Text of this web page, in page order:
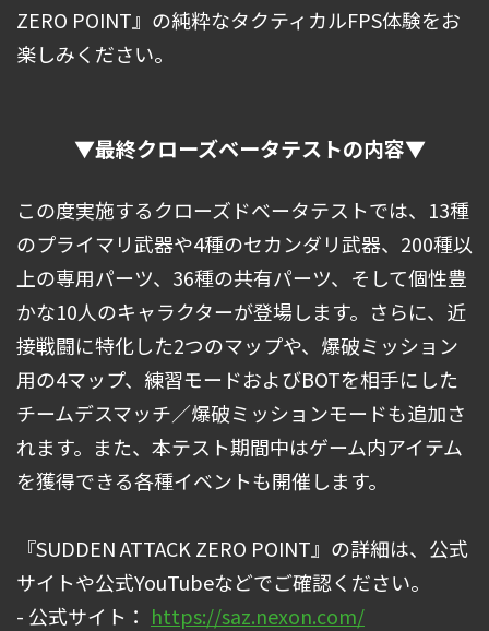
ZERO POINT』の純粋なタクティカルFPS体験をお
楽しみください。
▼最終クローズベータテストの内容▼
この度実施するクローズドベータテストでは、13種
のプライマリ武器や4種のセカンダリ武器、200種以
上の専用パーツ、36種の共有パーツ、そして個性豊
かな10人のキャラクターが登場します。さらに、近
接戦闘に特化した2つのマップや、爆破ミッション
用の4マップ、練習モードおよびBOTを相手にした
チームデスマッチ／爆破ミッションモードも追加さ
れます。また、本テスト期間中はゲーム内アイテム
を獲得できる各種イベントも開催します。
『SUDDEN ATTACK ZERO POINT』の詳細は、公式
サイトや公式YouTubeなどでご確認ください。
- 公式サイト： https://saz.nexon.com/